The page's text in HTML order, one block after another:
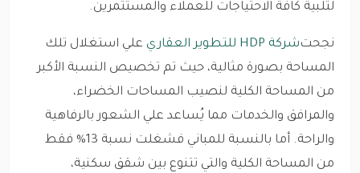
لتلبية كافة الاحتياجات للعملاء والمستثمرين.
نجحتشركة HDP للتطوير العقاري
علي استغلال تلك
المساحة بصورة مثالية، حيث تم تخصيص النسبة الأكبر
من المساحة الكلية لنصيب المساحات الخضراء،
والمرافق والخدمات مما يُساعد علي الشعور بالرفاهية
والراحة. أما بالنسبة للمباني فشغلت نسبة 13% فقط
من المساحة الكلية والتي تتنوع بين شقق سكنية،